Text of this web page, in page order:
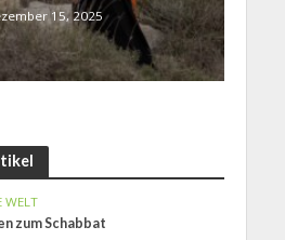
15, 2025
WELT
zum Schabbat